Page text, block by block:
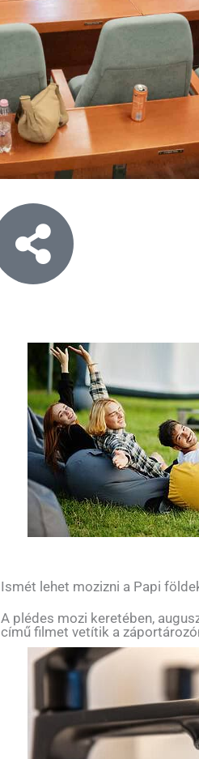
Ismét lehet mozizni a Papi
A plédes mozi keretében,
című filmet vetítik a